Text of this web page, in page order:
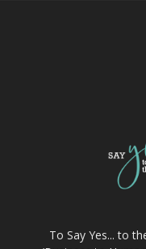
Το Say Yes... to